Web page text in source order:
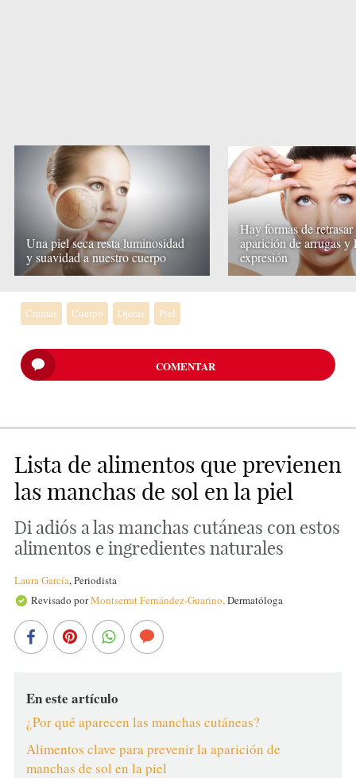
Una piel seca resta luminosidad
y suavidad a nuestro cuerpo
Hay formas de retrasar
aparición de arrugas y
expresión
Cremas Cuerpo Ojeras Piel
COMENTAR
Lista de alimentos que previenen
las manchas de sol en la piel
Di adiós a las manchas cutáneas con estos
alimentos e ingredientes naturales
Laura García,Periodista
Revisado porMontserrat Fernández-Guarino,Dermatóloga
En este artículo
¿Por qué aparecen las manchas cutáneas?
Alimentos clave para prevenir la aparición de
manchas de sol en la piel